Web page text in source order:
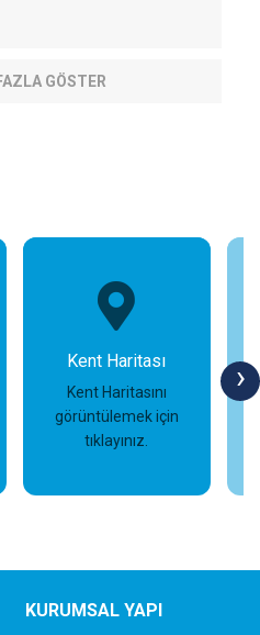
GÖSTER
›
Kent Haritası
Kent Haritasını
görüntülemek için
tıklayınız.
KURUMSAL YAPI